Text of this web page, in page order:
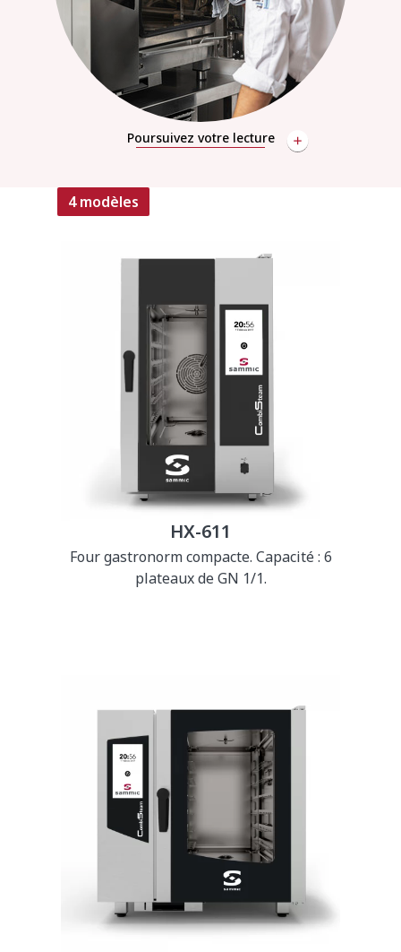
Poursuivez votre lecture
4 modèles
HX-611
Four gastronorm compacte. Capacité : 6
plateaux de GN 1/1.